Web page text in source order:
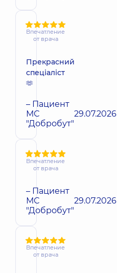
Впечатление
от врача
Прекрасний
спеціаліст
🫶
– Пациент
МС
"Добробут"
29.07.2026
Впечатление
от врача
– Пациент
МС
"Добробут"
29.07.2026
Впечатление
от врача